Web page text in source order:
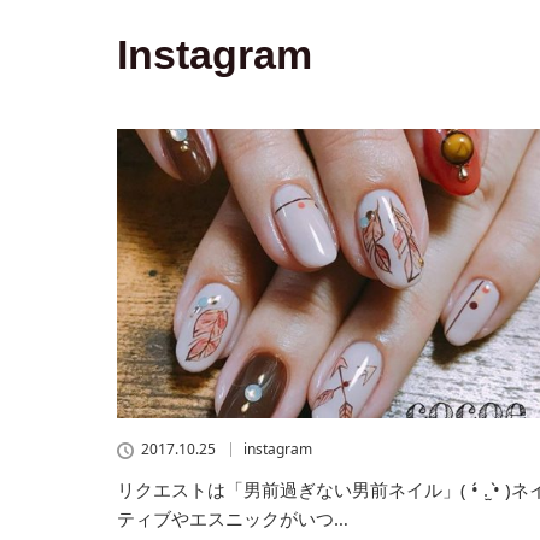
Instagram
2017.10.25 instagram
リクエストは「男前過ぎない男前ネイル」( •́ .̫ •̀ )ネ
ティブやエスニックがいつ…